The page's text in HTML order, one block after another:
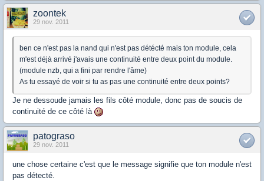
zoontek
29 nov. 2011
ben ce n'est pas la nand qui n'est pas détécté mais ton module, cela
m'est déjà arrivé j'avais une continuité entre deux point du module.
(module nzb, qui a fini par rendre l'âme)
As tu essayé de voir si tu as pas une continuité entre deux points?
Je ne dessoude jamais les fils côté module, donc pas de soucis de
continuité de ce côté là
patograso
29 nov. 2011
une chose certaine c'est que le message signifie que ton module n'est
pas détecté.